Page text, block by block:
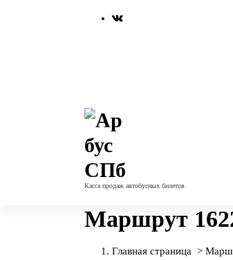
Касса продаж автобусных билетов
Маршрут
Главная страница >